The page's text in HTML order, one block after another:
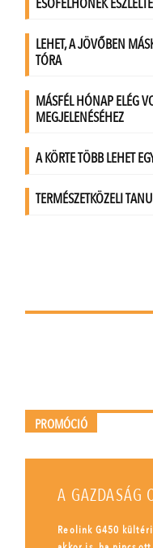
PROMÓCIÓ
A GAZDASÁG
Reolink G450